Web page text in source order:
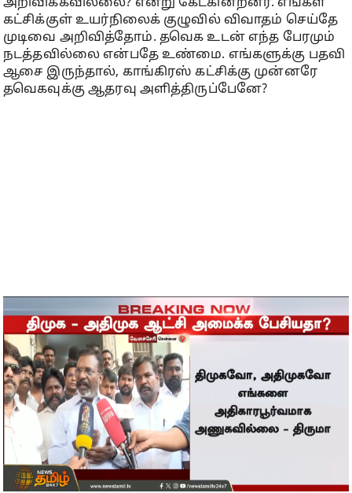
அறிவிக்கவில்லை? என்று கேட்கின்றனர். எங்கள்
கட்சிக்குள் உயர்நிலைக் குழுவில் விவாதம் செய்தே
முடிவை அறிவித்தோம். தவெக உடன் எந்த பேரமும்
நடத்தவில்லை என்பதே உண்மை. எங்களுக்கு பதவி
ஆசை இருந்தால், காங்கிரஸ் கட்சிக்கு முன்னரே
தவெகவுக்கு ஆதரவு அளித்திருப்பேனே?